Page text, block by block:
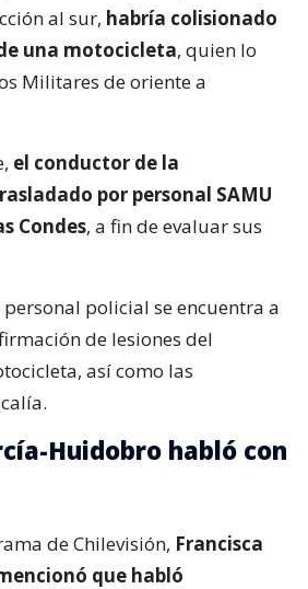
al sur, habría colisionado
una motocicleta, quien lo
Militares de oriente a
el conductor de la
por personal SAMU
Condes, a fin de evaluar sus
policial se encuentra a
de lesiones del
así como las
Huidobro habló con
de Chilevisión, Francisca
que habló